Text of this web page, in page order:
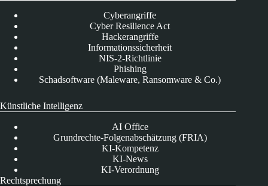
Cyberangriffe
Cyber Resilience Act
Hackerangriffe
Informationssicherheit
NIS-2-Richtlinie
Phishing
Schadsoftware (Maleware, Ransomware & Co.)
Künstliche Intelligenz
AI Office
Grundrechte-Folgenabschätzung (FRIA)
KI-Kompetenz
KI-News
KI-Verordnung
Rechtsprechung